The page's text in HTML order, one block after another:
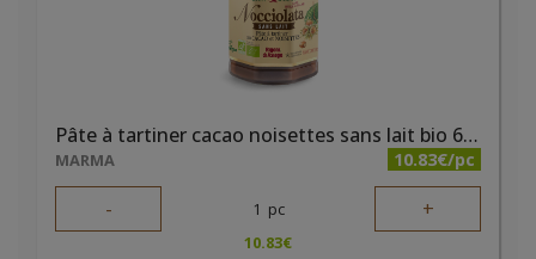
Pâte à tartiner cacao noisettes sans lait bio 650g Nocciolata
MARMA 10.83€/pc
- 1 pc +
10.83€